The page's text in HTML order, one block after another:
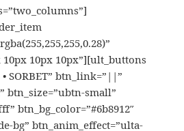
10px 10px 10px”][ult_buttons
SORBET” btn_link=”||”
btn_size=”ubtn-small”
btn_bg_color=”#6b8912″
bg” btn_anim_effect=”ulta-